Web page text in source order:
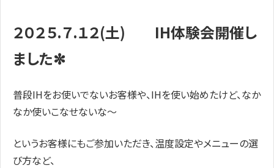
２０２５.７.１２(土) IH体験会開催し
ました✼
普段IHをお使いでないお客様や、IHを使い始めたけど、なか
なか使いこなせないな～
というお客様にもご参加いただき、温度設定やメニューの選
び方など、